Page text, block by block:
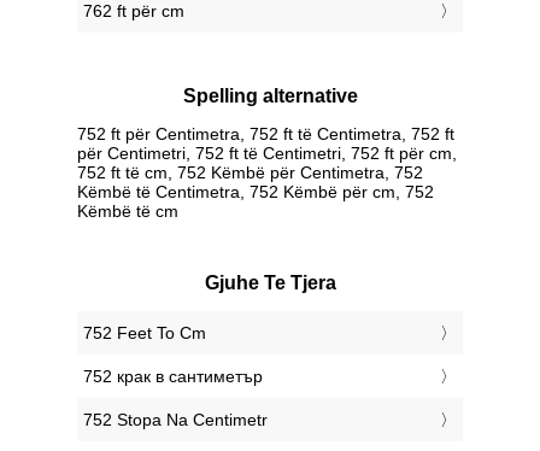
762 ft për cm
Spelling alternative
752 ft për Centimetra, 752 ft të Centimetra, 752 ft
për Centimetri, 752 ft të Centimetri, 752 ft për cm,
752 ft të cm, 752 Këmbë për Centimetra, 752
Këmbë të Centimetra, 752 Këmbë për cm, 752
Këmbë të cm
Gjuhe Te Tjera
‎752 Feet To Cm
‎752 крак в сантиметър
‎752 Stopa Na Centimetr